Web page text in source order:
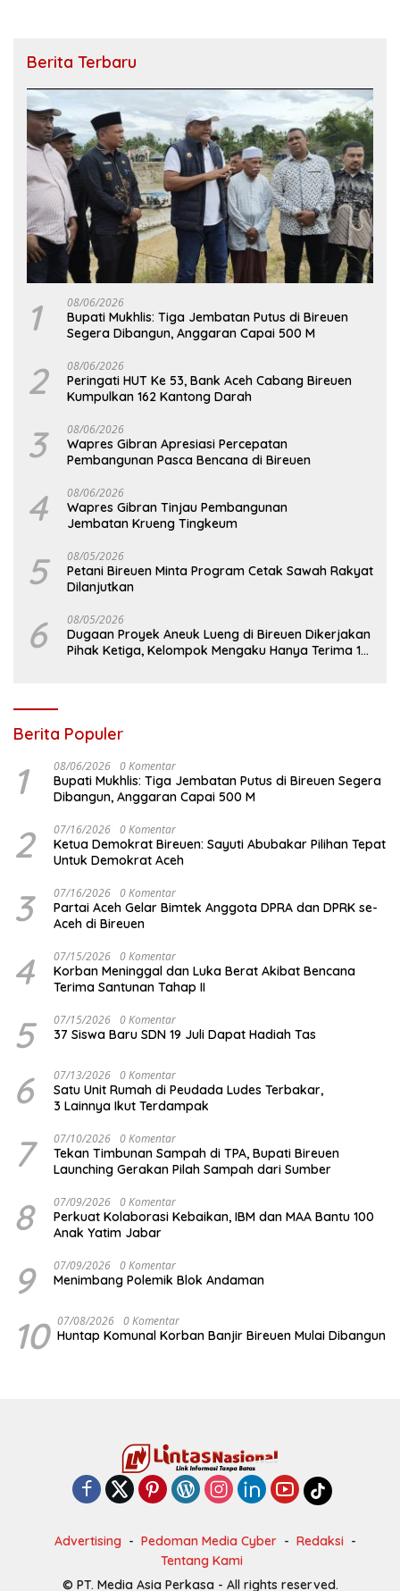
Berita Terbaru
1 08/06/2026
Bupati Mukhlis: Tiga Jembatan Putus di Bireuen
Segera Dibangun, Anggaran Capai 500 M
2 08/06/2026
Peringati HUT Ke 53, Bank Aceh Cabang Bireuen
Kumpulkan 162 Kantong Darah
3 08/06/2026
Wapres Gibran Apresiasi Percepatan
Pembangunan Pasca Bencana di Bireuen
4 08/06/2026
Wapres Gibran Tinjau Pembangunan
Jembatan Krueng Tingkeum
5 08/05/2026
Petani Bireuen Minta Program Cetak Sawah Rakyat
Dilanjutkan
6 08/05/2026
Dugaan Proyek Aneuk Lueng di Bireuen Dikerjakan
Pihak Ketiga, Kelompok Mengaku Hanya Terima 10
Berita Populer
1 08/06/2026 0 Komentar
Bupati Mukhlis: Tiga Jembatan Putus di Bireuen Segera
Dibangun, Anggaran Capai 500 M
2 07/16/2026 0 Komentar
Ketua Demokrat Bireuen: Sayuti Abubakar Pilihan Tepat
Untuk Demokrat Aceh
3 07/16/2026 0 Komentar
Partai Aceh Gelar Bimtek Anggota DPRA dan DPRK se-
Aceh di Bireuen
4 07/15/2026 0 Komentar
Korban Meninggal dan Luka Berat Akibat Bencana
Terima Santunan Tahap II
5 07/15/2026 0 Komentar
37 Siswa Baru SDN 19 Juli Dapat Hadiah Tas
6 07/13/2026 0 Komentar
Satu Unit Rumah di Peudada Ludes Terbakar,
3 Lainnya Ikut Terdampak
7 07/10/2026 0 Komentar
Tekan Timbunan Sampah di TPA, Bupati Bireuen
Launching Gerakan Pilah Sampah dari Sumber
8 07/09/2026 0 Komentar
Perkuat Kolaborasi Kebaikan, IBM dan MAA Bantu 100
Anak Yatim Jabar
9 07/09/2026 0 Komentar
Menimbang Polemik Blok Andaman
10 07/08/2026 0 Komentar
Huntap Komunal Korban Banjir Bireuen Mulai Dibangun
Advertising Pedoman Media Cyber
Redaksi
Tentang Kami
© PT. Media Asia Perkasa - All rights reserved.